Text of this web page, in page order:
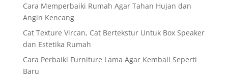
Cara Memperbaiki Rumah Agar Tahan Hujan dan
Angin Kencang
Cat Texture Vircan, Cat Bertekstur Untuk Box Speaker
dan Estetika Rumah
Cara Perbaiki Furniture Lama Agar Kembali Seperti
Baru